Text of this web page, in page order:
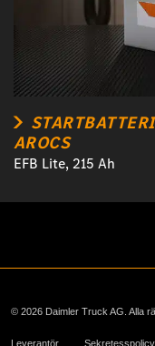
AROCS
EFB Lite, 215 Ah
© 2026 Daimler Truck AG. Alla
Leverantör Sekretesspolicy